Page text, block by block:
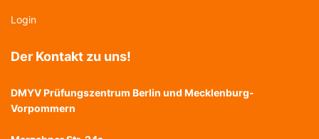
Login
Der Kontakt zu uns!
DMYV Prüfungszentrum Berlin und Mecklenburg-
Vorpommern